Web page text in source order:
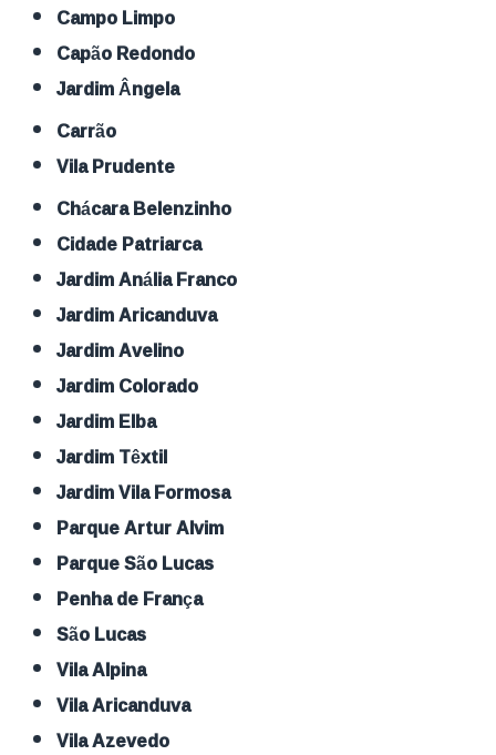
Campo Limpo
Capão Redondo
Jardim Ângela
Carrão
Vila Prudente
Chácara Belenzinho
Cidade Patriarca
Jardim Anália Franco
Jardim Aricanduva
Jardim Avelino
Jardim Colorado
Jardim Elba
Jardim Têxtil
Jardim Vila Formosa
Parque Artur Alvim
Parque São Lucas
Penha de França
São Lucas
Vila Alpina
Vila Aricanduva
Vila Azevedo